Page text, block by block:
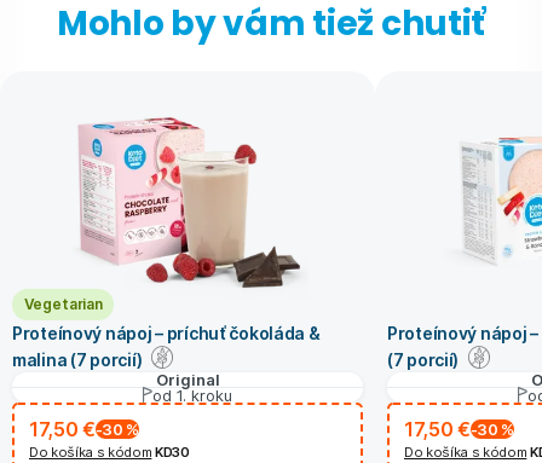
Mohlo by vám tiež chutiť
Vegetarian
Proteínový nápoj – príchuť čokoláda &
malina (7 porcií)
Original
od 1. kroku
17,50 €-30 %
Do košíka s kódom KD30
Proteínový nápoj
(7 porcií)
17,50 €-30 %
Do košíka s kódom